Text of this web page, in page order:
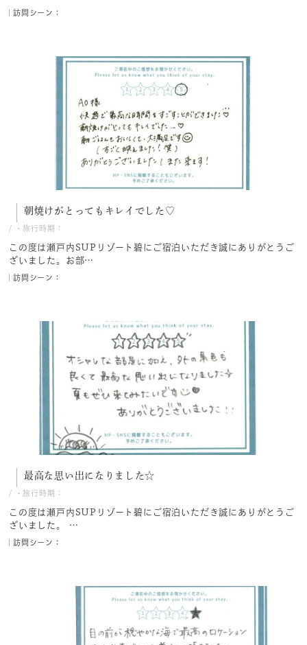
訪問シーン：
朝焼けがとってもキレイでした♡
/ ・旅行時期：
この度は瀬戸内SUPリゾート碧にご宿泊いただき誠にありがとうご
ざいました。お部…
訪問シーン：
最高な思い出になりました☆
/ ・旅行時期：
この度は瀬戸内SUPリゾート碧にご宿泊いただき誠にありがとうご
ざいました。 …
訪問シーン：